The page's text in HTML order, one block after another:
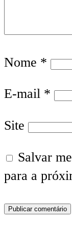
Nome *
E-mail *
Site
Salvar
para a